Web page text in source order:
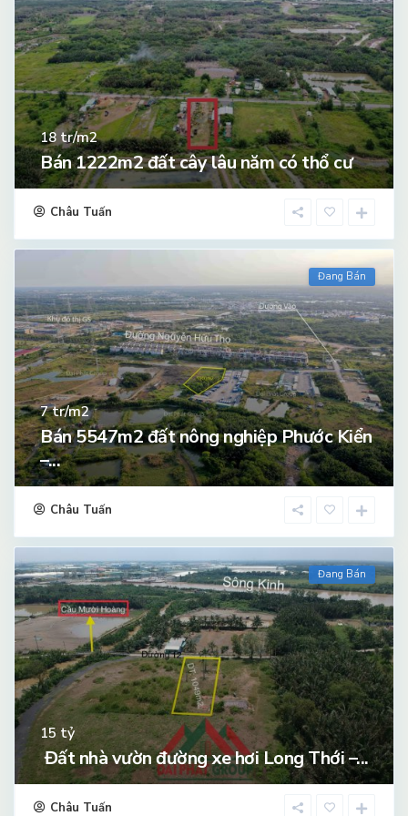
18 tr/m2
Bán 1222m2 đất cây lâu năm có thổ cư
Châu Tuấn
Đang Bán
7tr/m2
Bán 5547m2 đất nông nghiệp Phước Kiển
–...
Châu Tuấn
Đang Bán
15 tỷ
Đất nhà vườn đường xe hơi Long Thới –...
Châu Tuấn